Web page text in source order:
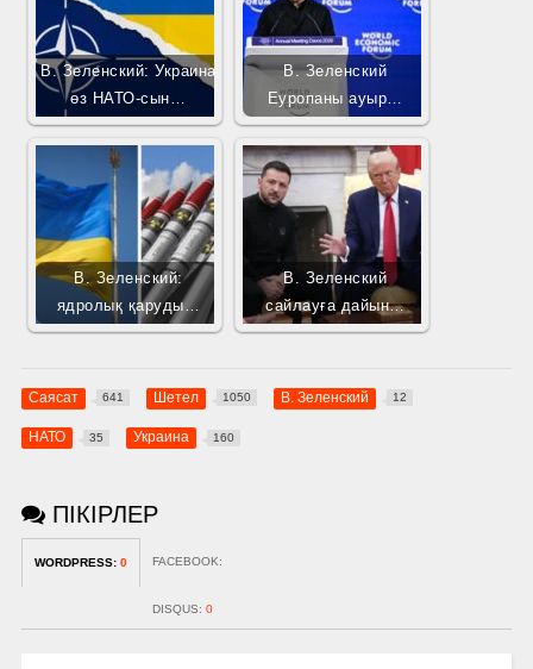
В. Зеленский: Украина
өз НАТО-сын…
В. Зеленский
Еуропаны ауыр…
В. Зеленский:
ядролық қаруды…
В. Зеленский
сайлауға дайын…
Саясат 641 Шетел 1050 В. Зеленский 12
НАТО 35 Украина 160
ПІКІРЛЕР
WORDPRESS: 0 FACEBOOK:
DISQUS: 0